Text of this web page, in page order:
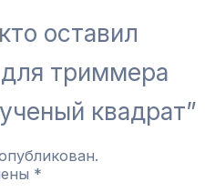
оставил
триммера
квадрат”
*